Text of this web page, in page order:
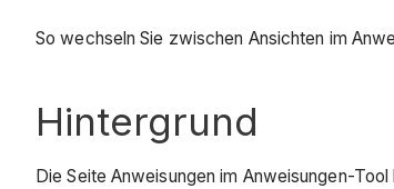
So wechseln Sie zwischen Ansichten im
Hintergrund
Die Seite Anweisungen im Anweisungen-